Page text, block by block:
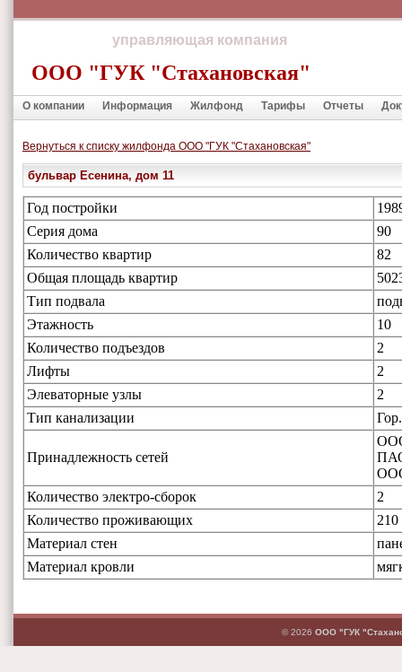
управляющая компания
ООО "ГУК "Стахановская"
О компании Информация Жилфонд Тарифы Отчеты
Вернуться к списку жилфонда ООО "ГУК "Стахановская"
бульвар Есенина, дом 11
Год постройки
Серия дома
90
Количество квартир
82
Общая площадь квартир
Тип подвала
Этажность
10
Количество подъездов
2
Лифты
2
Элеваторные узлы
2
Тип канализации
Принадлежность сетей
Количество электро-сборок
2
Количество проживающих
210
Материал стен
Материал кровли
© 2026 ООО "ГУК